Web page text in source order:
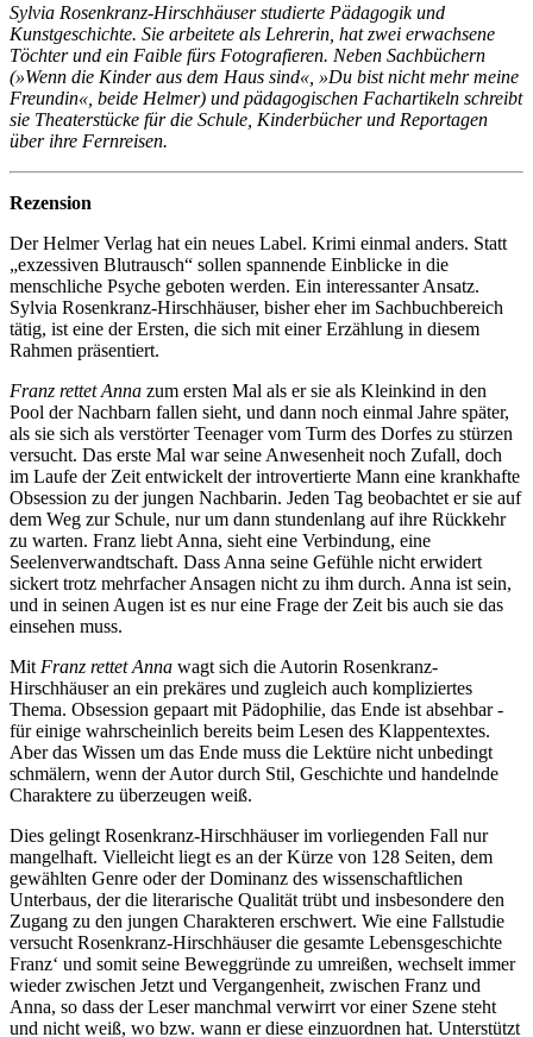
Sylvia Rosenkranz-Hirschhäuser studierte Pädagogik und
Kunstgeschichte. Sie arbeitete als Lehrerin, hat zwei erwachsene
Töchter und ein Faible fürs Fotografieren. Neben Sachbüchern
(»Wenn die Kinder aus dem Haus sind«, »Du bist nicht mehr meine
Freundin«, beide Helmer) und pädagogischen Fachartikeln schreibt
sie Theaterstücke für die Schule, Kinderbücher und Reportagen
über ihre Fernreisen.
Rezension
Der Helmer Verlag hat ein neues Label. Krimi einmal anders. Statt
„exzessiven Blutrausch“ sollen spannende Einblicke in die
menschliche Psyche geboten werden. Ein interessanter Ansatz.
Sylvia Rosenkranz-Hirschhäuser, bisher eher im Sachbuchbereich
tätig, ist eine der Ersten, die sich mit einer Erzählung in diesem
Rahmen präsentiert.
Franz rettet Anna zum ersten Mal als er sie als Kleinkind in den
Pool der Nachbarn fallen sieht, und dann noch einmal Jahre später,
als sie sich als verstörter Teenager vom Turm des Dorfes zu stürzen
versucht. Das erste Mal war seine Anwesenheit noch Zufall, doch
im Laufe der Zeit entwickelt der introvertierte Mann eine krankhafte
Obsession zu der jungen Nachbarin. Jeden Tag beobachtet er sie auf
dem Weg zur Schule, nur um dann stundenlang auf ihre Rückkehr
zu warten. Franz liebt Anna, sieht eine Verbindung, eine
Seelenverwandtschaft. Dass Anna seine Gefühle nicht erwidert
sickert trotz mehrfacher Ansagen nicht zu ihm durch. Anna ist sein,
und in seinen Augen ist es nur eine Frage der Zeit bis auch sie das
einsehen muss.
Mit Franz rettet Anna wagt sich die Autorin Rosenkranz-
Hirschhäuser an ein prekäres und zugleich auch kompliziertes
Thema. Obsession gepaart mit Pädophilie, das Ende ist absehbar -
für einige wahrscheinlich bereits beim Lesen des Klappentextes.
Aber das Wissen um das Ende muss die Lektüre nicht unbedingt
schmälern, wenn der Autor durch Stil, Geschichte und handelnde
Charaktere zu überzeugen weiß.
Dies gelingt Rosenkranz-Hirschhäuser im vorliegenden Fall nur
mangelhaft. Vielleicht liegt es an der Kürze von 128 Seiten, dem
gewählten Genre oder der Dominanz des wissenschaftlichen
Unterbaus, der die literarische Qualität trübt und insbesondere den
Zugang zu den jungen Charakteren erschwert. Wie eine Fallstudie
versucht Rosenkranz-Hirschhäuser die gesamte Lebensgeschichte
Franz‘ und somit seine Beweggründe zu umreißen, wechselt immer
wieder zwischen Jetzt und Vergangenheit, zwischen Franz und
Anna, so dass der Leser manchmal verwirrt vor einer Szene steht
und nicht weiß, wo bzw. wann er diese einzuordnen hat. Unterstützt